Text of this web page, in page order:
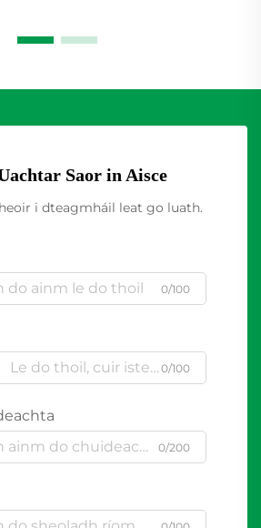
Saor in Aisce
i dteagmháil leat go luath.
0/100
0/100
0/200